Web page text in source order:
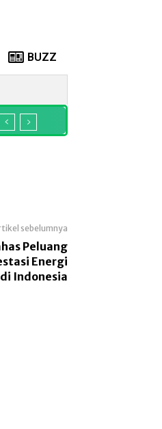
BUZZ
sebelumnya
Peluang
Energi
Indonesia